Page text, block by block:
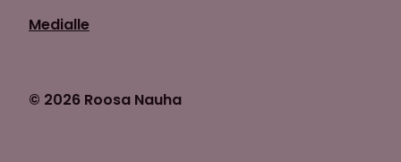
Medialle
© 2026 Roosa Nauha